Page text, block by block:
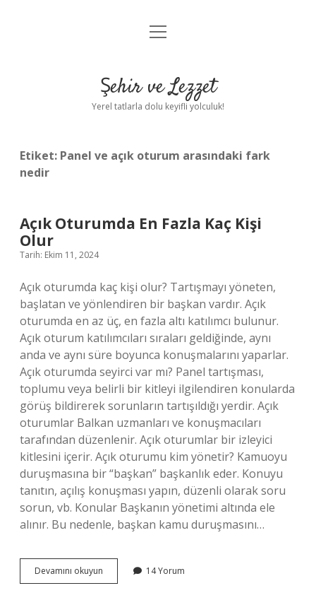
Anasayfa
Yasal Uyarı
menüyü
Şehir ve Lezzet
Yerel tatlarla dolu keyifli yolculuk!
Etiket: Panel ve açık oturum arasındaki fark
nedir
Açık Oturumda En Fazla Kaç Kişi
Olur
Tarih: Ekim 11, 2024
Açık oturumda kaç kişi olur? Tartışmayı yöneten,
başlatan ve yönlendiren bir başkan vardır. Açık
oturumda en az üç, en fazla altı katılımcı bulunur.
Açık oturum katılımcıları sıraları geldiğinde, aynı
anda ve aynı süre boyunca konuşmalarını yaparlar.
Açık oturumda seyirci var mı? Panel tartışması,
toplumu veya belirli bir kitleyi ilgilendiren konularda
görüş bildirerek sorunların tartışıldığı yerdir. Açık
oturumlar Balkan uzmanları ve konuşmacıları
tarafından düzenlenir. Açık oturumlar bir izleyici
kitlesini içerir. Açık oturumu kim yönetir? Kamuoyu
duruşmasına bir “başkan” başkanlık eder. Konuyu
tanıtın, açılış konuşması yapın, düzenli olarak soru
sorun, vb. Konular Başkanın yönetimi altında ele
alınır. Bu nedenle, başkan kamu duruşmasını…
Devamını okuyun
Oturumda
14 Yorum